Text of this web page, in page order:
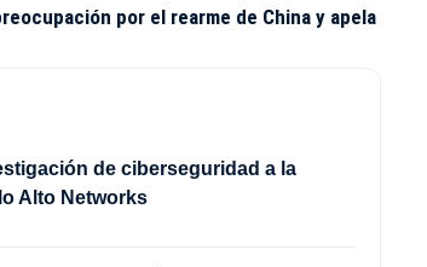
por el rearme de China y apela
de ciberseguridad a la
Alto Networks